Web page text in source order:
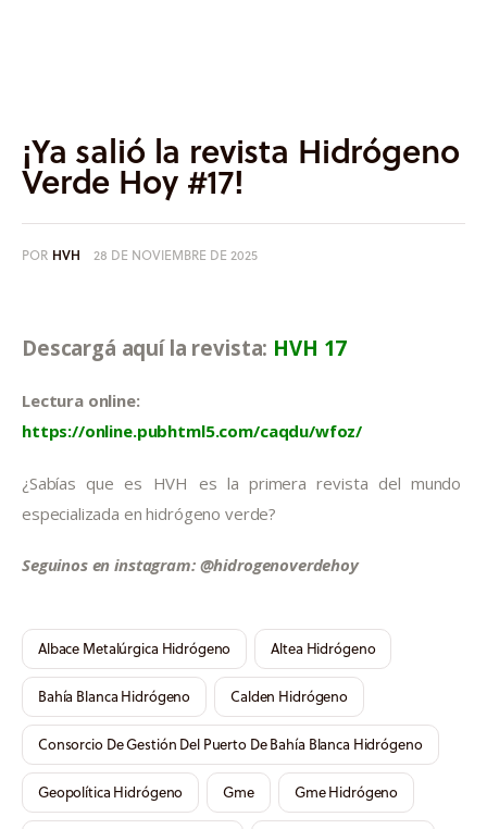
¡Ya salió la revista Hidrógeno
Verde Hoy #17!
POR HVH 28 DE NOVIEMBRE DE 2025
Descargá aquí la revista: HVH 17
Lectura online:
https://online.pubhtml5.com/caqdu/wfoz/
¿Sabías que es HVH es la primera revista del mundo
especializada en hidrógeno verde?
Seguinos en instagram: @hidrogenoverdehoy
Albace Metalúrgica Hidrógeno Altea Hidrógeno
Bahía Blanca Hidrógeno Calden Hidrógeno
Consorcio De Gestión Del Puerto De Bahía Blanca Hidrógeno
Geopolítica Hidrógeno Gme Gme Hidrógeno